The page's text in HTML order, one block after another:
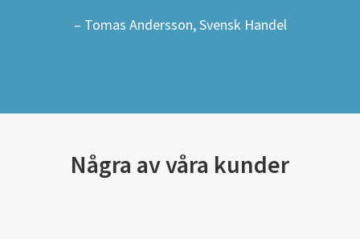
– Tomas Andersson, Svensk Handel
Några av våra kunder